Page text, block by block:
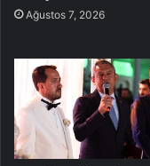
Ağustos 7, 2026